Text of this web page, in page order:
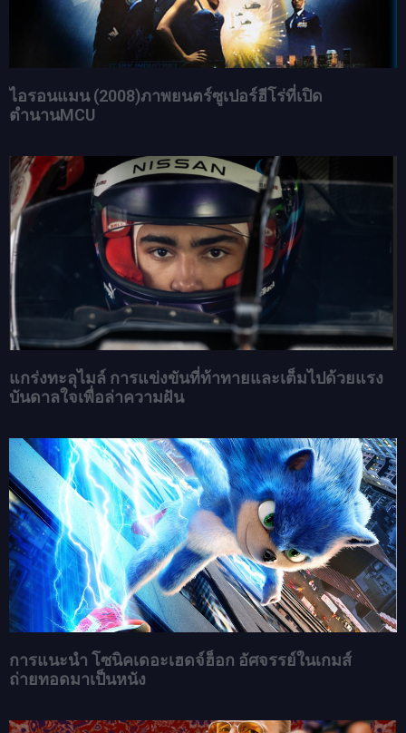
ไอรอนแมน (2008)ภาพยนตร์ซูเปอร์ฮีโร่ที่เปิด
ตำนานMCU
แกร่งทะลุไมล์ การแข่งขันที่ท้าทายและเต็มไปด้วยแรง
บันดาลใจเพื่อล่าความฝัน
การแนะนำ โซนิคเดอะเฮดจ์ฮ็อก อัศจรรย์ในเกมส์
ถ่ายทอดมาเป็นหนัง